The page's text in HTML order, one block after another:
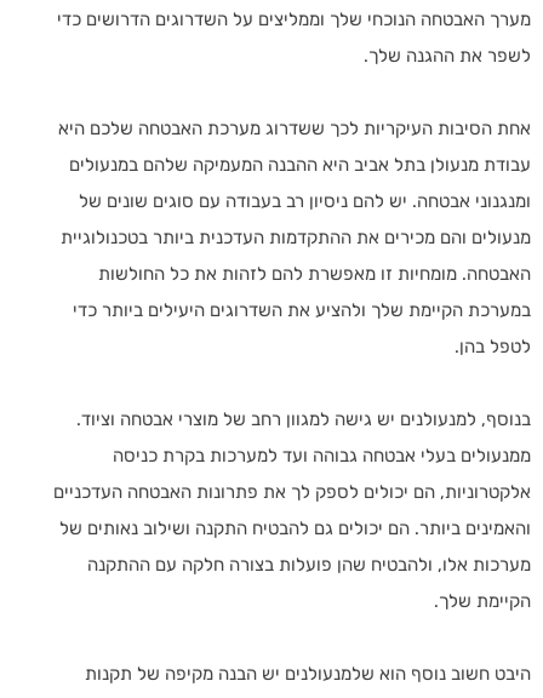
מערך האבטחה הנוכחי שלך וממליצים על השדרוגים הדרושים כדי
לשפר את ההגנה שלך.
אחת הסיבות העיקריות לכך ששדרוג מערכת האבטחה שלכם היא
עבודת מנעולן בתל אביב היא ההבנה המעמיקה שלהם במנעולים
ומנגנוני אבטחה. יש להם ניסיון רב בעבודה עם סוגים שונים של
מנעולים והם מכירים את ההתקדמות העדכנית ביותר בטכנולוגיית
האבטחה. מומחיות זו מאפשרת להם לזהות את כל החולשות
במערכת הקיימת שלך ולהציע את השדרוגים היעילים ביותר כדי
לטפל בהן.
בנוסף, למנעולנים יש גישה למגוון רחב של מוצרי אבטחה וציוד.
ממנעולים בעלי אבטחה גבוהה ועד למערכות בקרת כניסה
אלקטרוניות, הם יכולים לספק לך את פתרונות האבטחה העדכניים
והאמינים ביותר. הם יכולים גם להבטיח התקנה ושילוב נאותים של
מערכות אלו, ולהבטיח שהן פועלות בצורה חלקה עם ההתקנה
הקיימת שלך.
היבט חשוב נוסף הוא שלמנעולנים יש הבנה מקיפה של תקנות